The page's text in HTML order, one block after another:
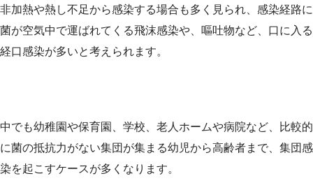
非加熱や熱し不足から感染する場合も多く見られ、感染経路に
菌が空気中で運ばれてくる飛沫感染や、嘔吐物など、口に入る
経口感染が多いと考えられます。
中でも幼稚園や保育園、学校、老人ホームや病院など、比較的
に菌の抵抗力がない集団が集まる幼児から高齢者まで、集団感
染を起こすケースが多くなります。